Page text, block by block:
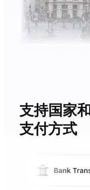
支持国家
支付方式